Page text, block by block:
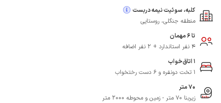
کلبه، سوئیت نیمه دربست
منطقه جنگلی، روستایی
تا 6 مهمان
4 نفر استاندارد + 2 نفر اضافه
1 اتاق‌خواب
1 تخت دونفره و 6 دست رختخواب
70 متر
زیربنا 70 متر - زمین و محوطه 2000 متر